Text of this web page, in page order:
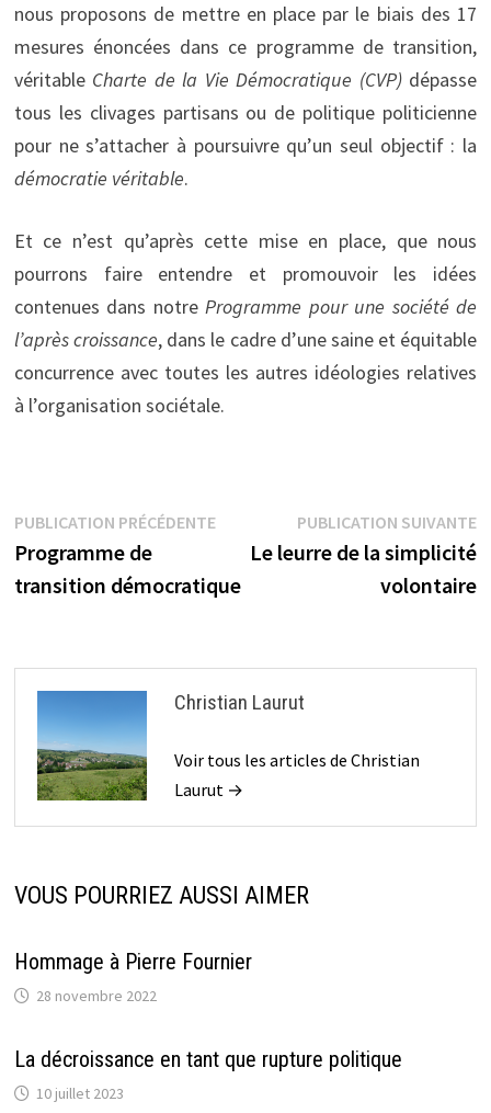
nous proposons de mettre en place par le biais des 17
mesures énoncées dans ce programme de transition,
véritable Charte de la Vie Démocratique (CVP)dépasse
tous les clivages partisans ou de politique politicienne
pour ne s’attacher à poursuivre qu’un seul objectif : la
démocratie véritable.
Et ce n’est qu’après cette mise en place, que nous
pourrons faire entendre et promouvoir les idées
contenues dans notreProgramme pour une société de
l’après croissance, dans le cadre d’une saine et équitable
concurrence avec toutes les autres idéologies relatives
à l’organisation sociétale.
Navigation
de
PUBLICATION PRÉCÉDENTEPublication
précédente :
Programme de
transition démocratique
PUBLICATION SUIVANTE
Le leurre de la simplicité
volontaire
Christian Laurut
Voir tous les articles de Christian
Laurut →
VOUS POURRIEZ AUSSI AIMER
Hommage à Pierre Fournier
28 novembre 2022
La décroissance en tant que rupture politique
10 juillet 2023